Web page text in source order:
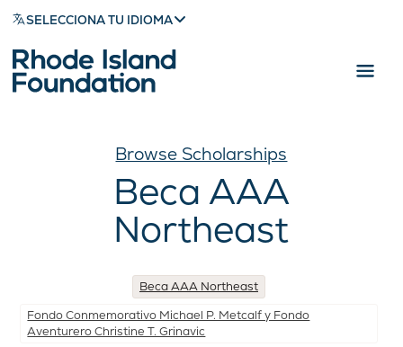
SELECCIONA TU IDIOMA
Browse Scholarships
Beca AAA
Northeast
Beca AAA Northeast
Fondo Conmemorativo Michael P. Metcalf y Fondo
Aventurero Christine T. Grinavic